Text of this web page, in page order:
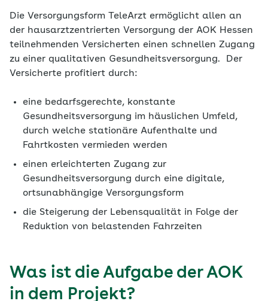
Die Versorgungsform TeleArzt ermöglicht allen an
der hausarztzentrierten Versorgung der AOK Hessen
teilnehmenden Versicherten einen schnellen Zugang
zu einer qualitativen Gesundheitsversorgung. Der
Versicherte profitiert durch:
eine bedarfsgerechte, konstante
Gesundheitsversorgung im häuslichen Umfeld,
durch welche stationäre Aufenthalte und
Fahrtkosten vermieden werden
einen erleichterten Zugang zur
Gesundheitsversorgung durch eine digitale,
ortsunabhängige Versorgungsform
die Steigerung der Lebensqualität in Folge der
Reduktion von belastenden Fahrzeiten
Was ist die Aufgabe der AOK
in dem Projekt?